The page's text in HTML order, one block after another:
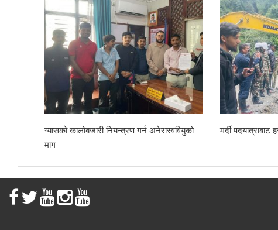
ग्यासको कालोबजारी नियन्त्रण गर्न अनेरास्ववियुको
माग
मर्दी